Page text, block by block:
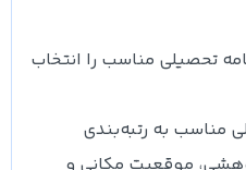
تحصیلی مناسب را انتخاب
مناسب به رتبه‌بندی